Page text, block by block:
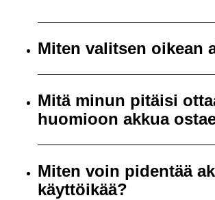
Miten valitsen oikean
Mitä minun pitäisi
huomioon akkua
Miten voin pidentää
käyttöikää?